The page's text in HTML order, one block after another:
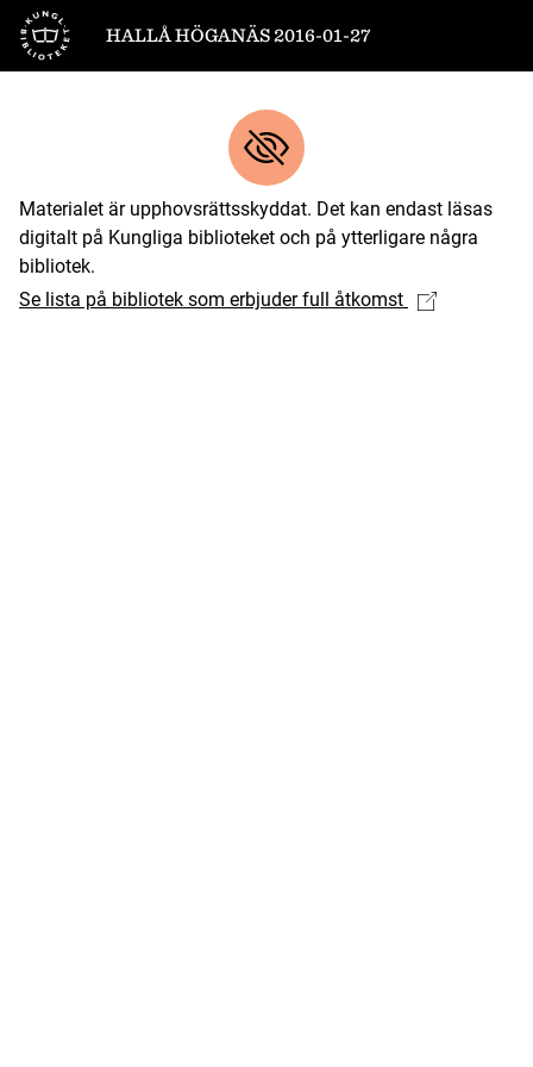
Till startsidan
HALLÅ HÖGANÄS 2016-01-27
Materialet är upphovsrättsskyddat. Det kan endast läsas
digitalt på Kungliga biblioteket och på ytterligare några
bibliotek.
Se lista på bibliotek som erbjuder full åtkomst